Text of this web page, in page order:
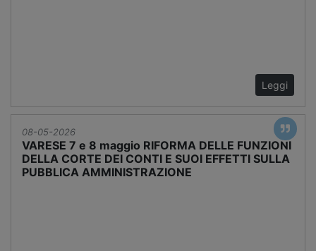
Leggi
08-05-2026
VARESE 7 e 8 maggio RIFORMA DELLE FUNZIONI
DELLA CORTE DEI CONTI E SUOI EFFETTI SULLA
PUBBLICA AMMINISTRAZIONE